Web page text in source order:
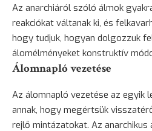
Az anarchiáról szóló álmok
reakciókat váltanak ki, és
hogy tudjuk, hogyan dolgozzuk
álomélményeket konstruktív
Álomnapló vezetése
Az álomnapló vezetése az egyik
annak, hogy megértsük
rejlő mintázatokat. Az anarchikus